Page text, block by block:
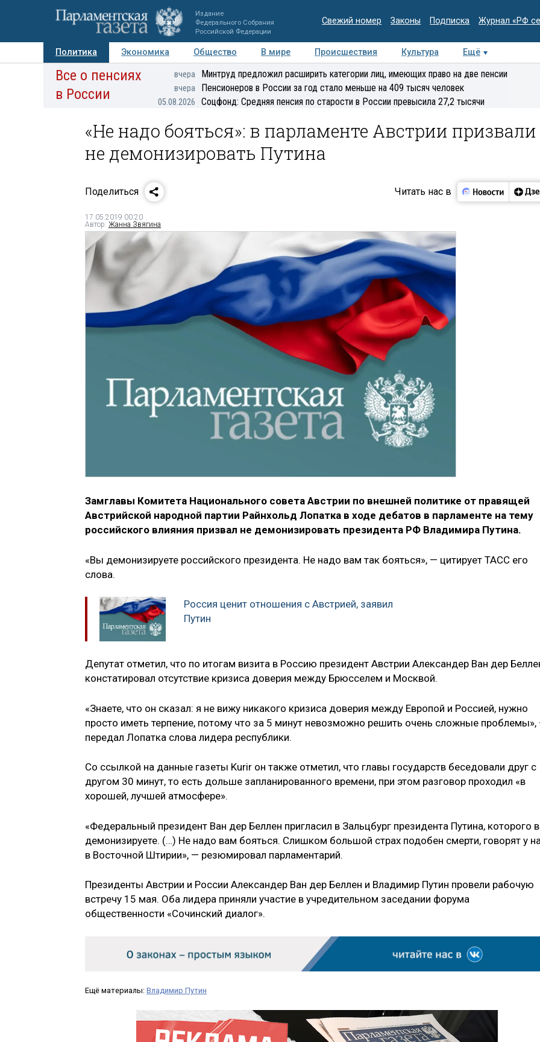
Издание
Федерального Собрания
Российской Федерации
Свежий номер Законы Подписка Журнал «РФ
Политика Экономика Общество В мире Происшествия Культура
Ещё
Авторы Персоны Мнения Регионы Медиацентр Интервью Колумнисты
Все о пенсиях
в России
вчера Минтруд предложил расширить категории лиц, имеющих право на две пенсии
вчера Пенсионеров в России за год стало меньше на 409 тысяч человек
05.08.2026 Соцфонд: Средняя пенсия по старости в России превысила 27,2 тысячи
«Не надо бояться»: в парламенте Австрии призвали
не демонизировать Путина
Поделиться Читать нас в
17.05.2019 00:20
Автор: Жанна Звягина
Замглавы Комитета Национального совета Австрии по внешней политике от правящей
Австрийской народной партии Райнхольд Лопатка в ходе дебатов в парламенте на тему
российского влияния призвал не демонизировать президента РФ Владимира Путина.
«Вы демонизируете российского президента. Не надо вам так бояться», — цитирует ТАСС его
слова.
Россия ценит отношения с Австрией, заявил
Путин
Депутат отметил, что по итогам визита в Россию президент Австрии Александер Ван дер
констатировал отсутствие кризиса доверия между Брюсселем и Москвой.
«Знаете, что он сказал: я не вижу никакого кризиса доверия между Европой и Россией, нужно
просто иметь терпение, потому что за 5 минут невозможно решить очень сложные
передал Лопатка слова лидера республики.
Со ссылкой на данные газеты Kurir он также отметил, что главы государств беседовали друг с
другом 30 минут, то есть дольше запланированного времени, при этом разговор проходил «в
хорошей, лучшей атмосфере».
«Федеральный президент Ван дер Беллен пригласил в Зальцбург президента Путина, которого
демонизируете. (…) Не надо вам бояться. Слишком большой страх подобен смерти, говорят у
в Восточной Штирии», — резюмировал парламентарий.
Президенты Австрии и России Александер Ван дер Беллен и Владимир Путин провели рабочую
встречу 15 мая. Оба лидера приняли участие в учредительном заседании форума
общественности «Сочинский диалог».
Ещё материалы: Владимир Путин